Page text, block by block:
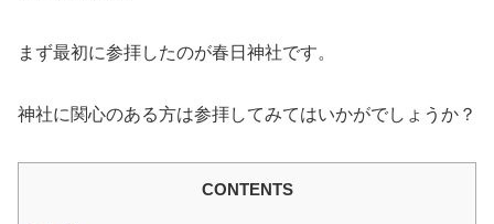
まず最初に参拝したのが春日神社です。
神社に関心のある方は参拝してみてはいかがでしょうか？
CONTENTS